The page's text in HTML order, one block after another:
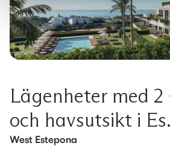
Lägenheter med
och havsutsikt i
West Estepona